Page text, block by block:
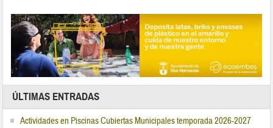
ÚLTIMAS ENTRADAS
Actividades en Piscinas Cubiertas Municipales temporada 2026-2027